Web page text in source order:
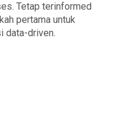
Tetap terinformed
pertama untuk
data-driven.